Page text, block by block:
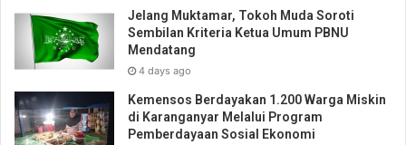
Jelang Muktamar, Tokoh Muda Soroti
Sembilan Kriteria Ketua Umum PBNU
Mendatang
4 days ago
Kemensos Berdayakan 1.200 Warga Miskin
di Karanganyar Melalui Program
Pemberdayaan Sosial Ekonomi